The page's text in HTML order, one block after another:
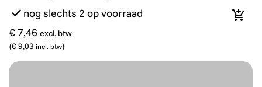
nog slechts 2 op voorraad
€ 7,46 excl. btw
(€ 9,03 incl. btw)
In